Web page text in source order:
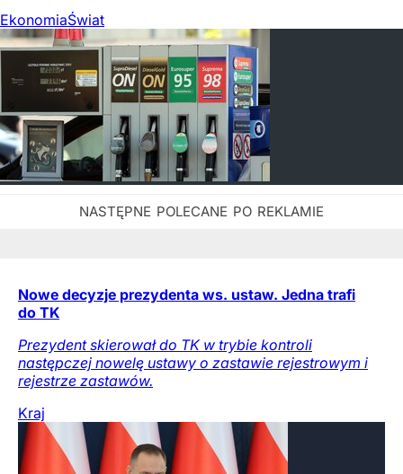
EkonomiaŚwiat
Nowe decyzje prezydenta ws. ustaw. Jedna trafi
do TK
Prezydent skierował do TK w trybie kontroli
następczej nowelę ustawy o zastawie rejestrowym i
rejestrze zastawów.
Kraj